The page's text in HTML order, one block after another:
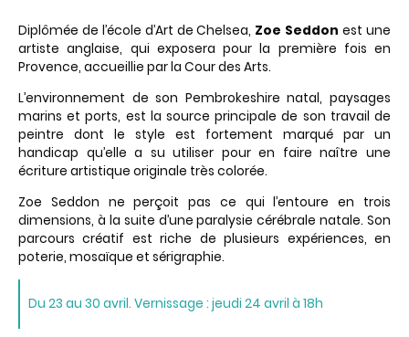
Diplômée de l’école d’Art de Chelsea, Zoe Seddon est une
artiste anglaise, qui exposera pour la première fois en
Provence, accueillie par la Cour des Arts.
L’environnement de son Pembrokeshire natal, paysages
marins et ports, est la source principale de son travail de
peintre dont le style est fortement marqué par un
handicap qu’elle a su utiliser pour en faire naître une
écriture artistique originale très colorée.
Zoe Seddon ne perçoit pas ce qui l’entoure en trois
dimensions, à la suite d’une paralysie cérébrale natale. Son
parcours créatif est riche de plusieurs expériences, en
poterie, mosaïque et sérigraphie.
Du 23 au 30 avril. Vernissage : jeudi 24 avril à 18h